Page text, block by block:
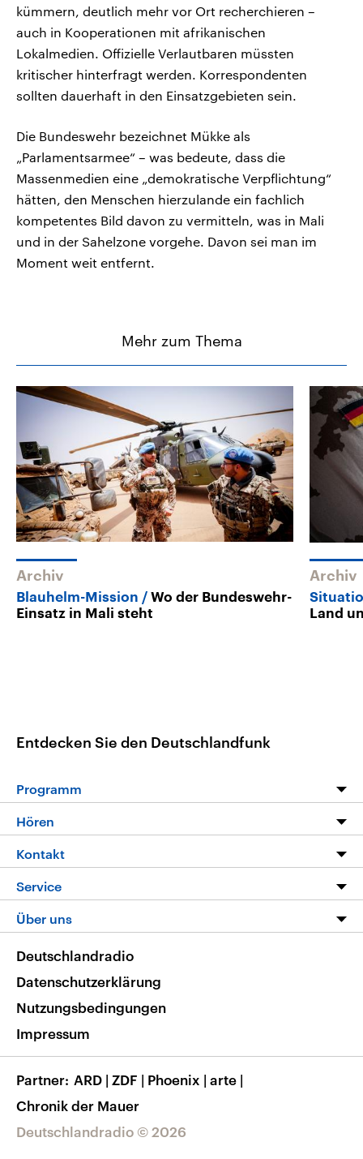
kümmern, deutlich mehr vor Ort recherchieren –
auch in Kooperationen mit afrikanischen
Lokalmedien. Offizielle Verlautbaren müssten
kritischer hinterfragt werden. Korrespondenten
sollten dauerhaft in den Einsatzgebieten sein.
Die Bundeswehr bezeichnet Mükke als
„Parlamentsarmee“ – was bedeute, dass die
Massenmedien eine „demokratische Verpflichtung“
hätten, den Menschen hierzulande ein fachlich
kompetentes Bild davon zu vermitteln, was in Mali
und in der Sahelzone vorgehe. Davon sei man im
Moment weit entfernt.
Mehr zum Thema
Archiv
Blauhelm-Mission
Wo der Bundeswehr-
Einsatz in Mali steht
Archiv
Land
Entdecken Sie den Deutschlandfunk
Programm
Programm
Die Nachrichten
Nachrichtenleicht
Neue Beiträge auf dlf.de
Hören
Livestream
Podcasts
Deutschlandfunk App
Nachrichten App
Frequenzen
Kontakt
Hörerservice
Service
FAQ
Veranstaltungen
Musikliste
RSS
Über uns
Barrierefreiheit
Deutschlandradio © 2026
Deutschlandradio
Datenschutzerklärung
Nutzungsbedingungen
Impressum
Partner ARD | ZDF | Phoenix | arte |
Chronik der Mauer